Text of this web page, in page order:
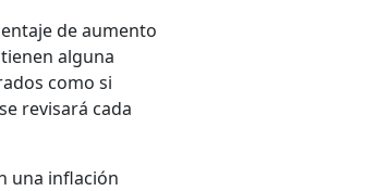
de aumento
alguna
como si
revisará cada
una inflación